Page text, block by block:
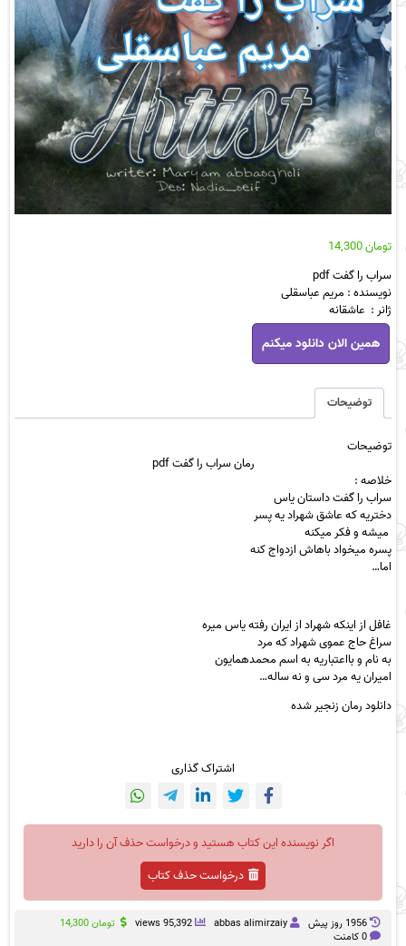
تومان14,300
سراب را گفت pdf
نویسنده : مریم عباسقلی
ژانر : عاشقانه
رمان
سراب
را
pdf
عدد
همین الان دانلود میکنم
توضیحات
توضیحات
رمان سراب را گفت pdf
خلاصه :
سراب را گفت داستان یاس
دختریه که عاشق شهراد یه پسر
میشه و فکر میکنه
پسره میخواد باهاش ازدواج کنه
اما…
غافل از اینکهشهراد از ایران رفته یاسمیره
سراغ حاج عموی شهراد که مرد
به نام و بااعتباریه به اسممحمدهمایون
امیران یه مرد سی و نهساله…
دانلود رمان زنجیر شده
اشتراک گذاری
اگر نویسنده این کتاب هستید و درخواست حذف آن را دارید
درخواست حذف کتاب
1956 روز پيش abbas alimirzaiy
95,392 views تومان14,300
0 کامنت